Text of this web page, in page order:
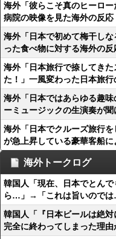
海外「彼らこそ真のヒーロ
病院の映像を見た海外の反応
海外「日本で初めて梅干し
った食べ物に対する海外の反
海外「日本旅行で捺してき
た！」一風変わった日本旅行
海外「日本ではあらゆる趣
ーミュージックの生演奏が聞
海外「日本でクルーズ旅行
が急上昇している豪華客船に
海外トークログ
韓国人「現在、日本でとん
ら…」→「これは旨いので
韓国人「『日本ビールは絶
完全に終わってしまった理由